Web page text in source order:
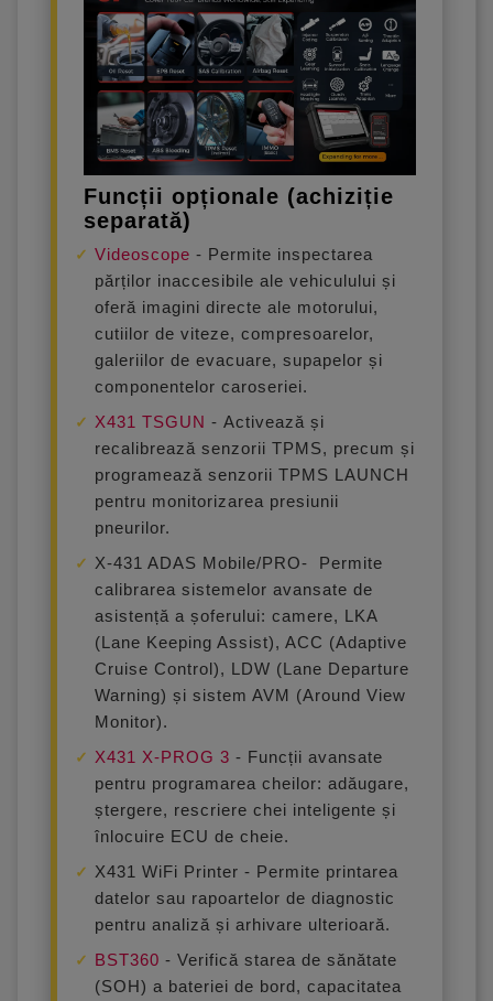
Funcții opționale (achiziție
separată)
Videoscope - Permite inspectarea
părților inaccesibile ale vehiculului și
oferă imagini directe ale motorului,
cutiilor de viteze, compresoarelor,
galeriilor de evacuare, supapelor și
componentelor caroseriei.
X431 TSGUN-Activează și
recalibrează senzorii TPMS, precum și
programează senzorii TPMS LAUNCH
pentru monitorizarea presiunii
pneurilor.
X-431 ADAS Mobile/PRO- Permite
calibrarea sistemelor avansate de
asistență a șoferului: camere, LKA
(Lane Keeping Assist), ACC (Adaptive
Cruise Control), LDW (Lane Departure
Warning) și sistem AVM (Around View
Monitor).
X431 X-PROG 3 - Funcții avansate
pentru programarea cheilor: adăugare,
ștergere, rescriere chei inteligente și
înlocuire ECU de cheie.
X431 WiFi Printer - Permite printarea
datelor sau rapoartelor de diagnostic
pentru analiză și arhivare ulterioară.
BST360 -Verifică starea de sănătate
(SOH) a bateriei de bord, capacitatea